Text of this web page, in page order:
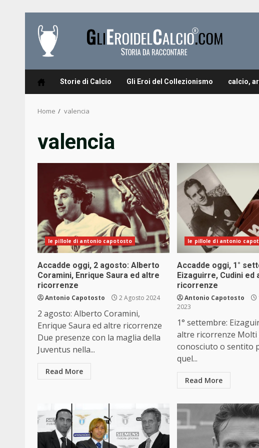
content
Storie di Calcio Gli Eroi del Collezionismo calcio,
Home valencia
valencia
le pillole di antonio capotosto
Accadde oggi, 2 agosto: Alberto
Coramini, Enrique Saura ed altre
ricorrenze
Antonio Capotosto 2 Agosto 2024
2 agosto: Alberto Coramini,
Enrique Saura ed altre ricorrenze
Due presenze con la maglia della
Juventus nella...
Read More
le pillole di antonio
Accadde oggi, 1°
Eizaguirre, Cudini ed
ricorrenze
Antonio Capotosto
2023
1° settembre:
altre ricorrenze Molti
conosciuto o sentito
quel...
Read More